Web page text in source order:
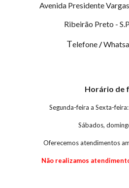
Avenida Presidente
Ribeirão Preto -
Telefone/
Horário de
Segunda-feira a Sexta-
Sábados, d
Oferecemos atendimentos
Não realizamos